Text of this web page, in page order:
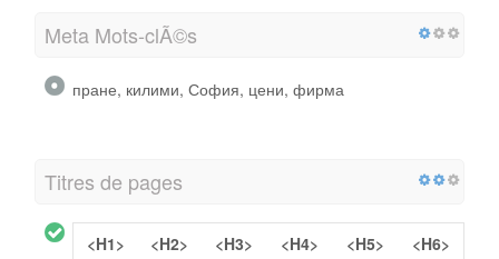
Meta Mots-clÃ©s
пране, килими, София, цени, фирма
Titres de pages
<H1> <H2> <H3> <H4> <H5>
<H6>